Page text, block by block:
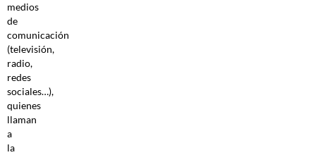
medios
de
comunicación
(televisión,
radio,
redes
sociales…),
quienes
llaman
a
la